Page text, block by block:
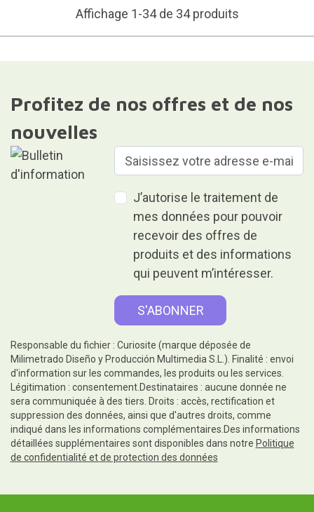
Affichage 1-34 de 34 produits
Profitez de nos offres et de nos
nouvelles
J’autorise le traitement de
mes données pour pouvoir
recevoir des offres de
produits et des informations
qui peuvent m’intéresser.
Responsable du fichier : Curiosite (marque déposée de
Milimetrado Diseño y Producción Multimedia S.L.). Finalité : envoi
d'information sur les commandes, les produits ou les services.
Légitimation : consentement.Destinataires : aucune donnée ne
sera communiquée à des tiers. Droits : accès, rectification et
suppression des données, ainsi que d'autres droits, comme
indiqué dans les informations complémentaires.Des informations
détaillées supplémentaires sont disponibles dans notre Politique
de confidentialité et de protection des données